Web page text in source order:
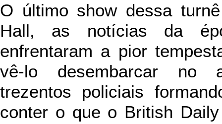
O último show dessa
Hall, as notícias da
enfrentaram a pior
vê-lo desembarcar no
trezentos policiais
conter o que o British